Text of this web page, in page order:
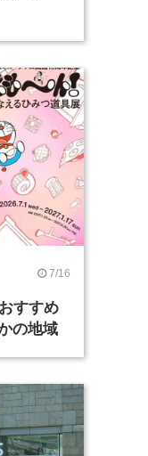
7/16
すすめ
の地域